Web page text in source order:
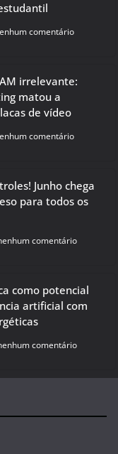
comentário
irrelevante:
matou a
de vídeo
comentário
Junho chega
para todos os
comentário
como potencial
artificial com
comentário